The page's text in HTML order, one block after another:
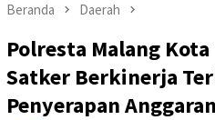
Beranda Daerah
Polresta Malang
Satker Berkinerja
Penyerapan Anggaran